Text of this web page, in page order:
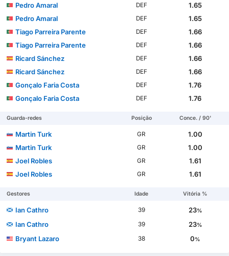
Pedro Amaral
DEF
1.65
Pedro Amaral
DEF
1.65
Tiago Parreira Parente
DEF
1.66
Tiago Parreira Parente
DEF
1.66
Ricard Sánchez
DEF
1.66
Ricard Sánchez
DEF
1.66
Gonçalo Faria Costa
DEF
1.76
Gonçalo Faria Costa
DEF 1.76
Guarda-redes Posição Conce. / 90'
Martin Turk GR
1.00
Martin Turk
GR
1.00
Joel Robles
GR
1.61
Joel Robles
GR 1.61
Gestores Idade Vitória %
Ian Cathro 39 23%
Ian Cathro 39 23%
Bryant Lazaro 38 0%